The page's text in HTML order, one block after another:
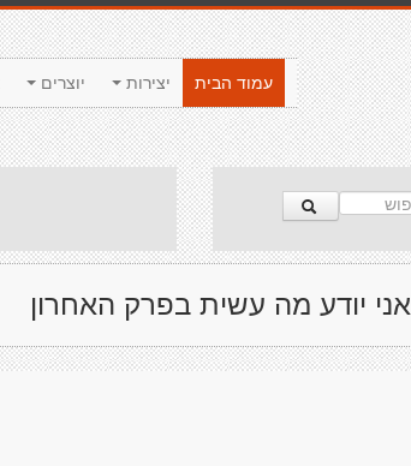
יוצרים יצירות
עמוד הבית
אני יודע מה עשית בפרק האחרון